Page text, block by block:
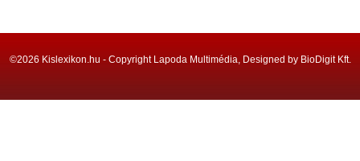
©2026 Kislexikon.hu - Copyright Lapoda Multimédia, Designed by BioDigit Kft.